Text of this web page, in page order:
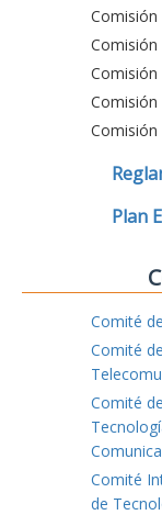
Comisión
Comisión
Comisión
Comisión
Plan
Comité
Comité
Comité
Comité
de